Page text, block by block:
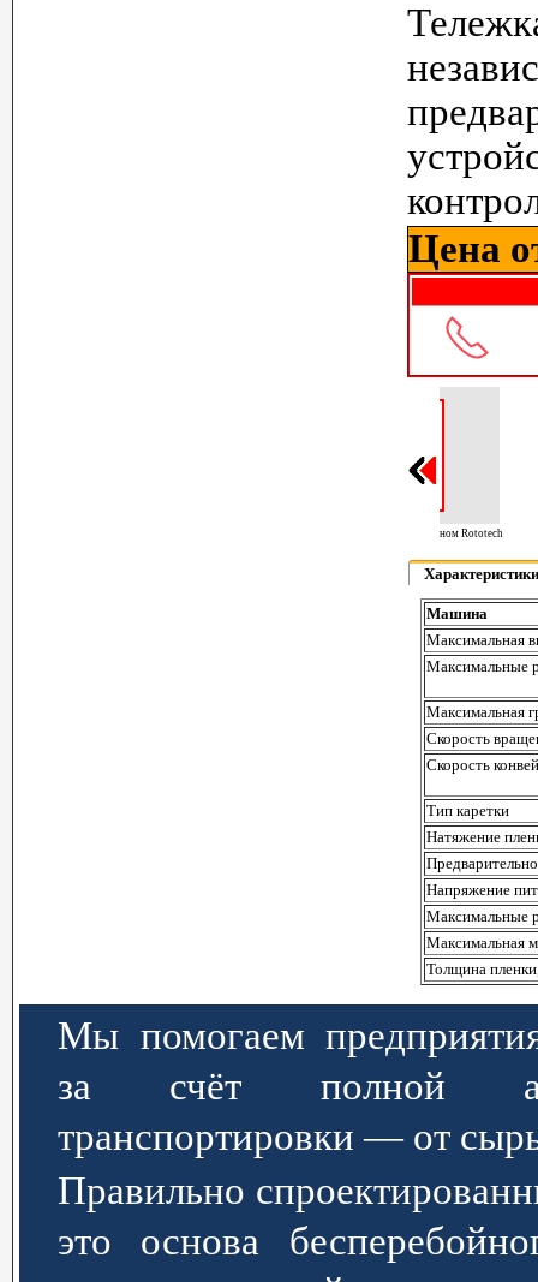
Цена
Паллетообмотчик
Характеристики
Машина
Максимальная
Максимальные
Максимальная
Скорость
Скорость
Тип каретки
Натяжение
Напряжение
Максимальные
Максимальная
Толщина
Мы помогаем
за счёт полной
транспортировки — от
Правильно
это основа